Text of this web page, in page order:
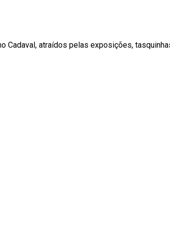
Cadaval, atraídos pelas exposições,